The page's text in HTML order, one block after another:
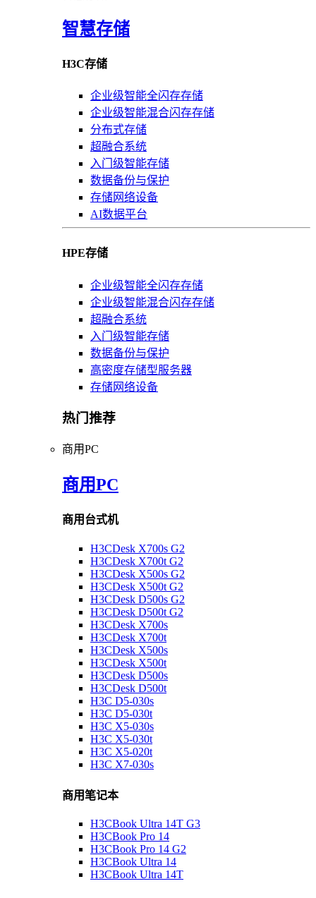
智慧存储
H3C存储
企业级智能全闪存存储
企业级智能混合闪存存储
分布式存储
超融合系统
入门级智能存储
数据备份与保护
存储网络设备
AI数据平台
HPE存储
企业级智能全闪存存储
企业级智能混合闪存存储
超融合系统
入门级智能存储
数据备份与保护
高密度存储型服务器
存储网络设备
热门推荐
商用PC
商用PC
商用台式机
H3CDesk X700s G2
H3CDesk X700t G2
H3CDesk X500s G2
H3CDesk X500t G2
H3CDesk D500s G2
H3CDesk D500t G2
H3CDesk X700s
H3CDesk X700t
H3CDesk X500s
H3CDesk X500t
H3CDesk D500s
H3CDesk D500t
H3C D5-030s
H3C D5-030t
H3C X5-030s
H3C X5-030t
H3C X5-020t
H3C X7-030s
商用笔记本
H3CBook Ultra 14T G3
H3CBook Pro 14
H3CBook Pro 14 G2
H3CBook Ultra 14
H3CBook Ultra 14T